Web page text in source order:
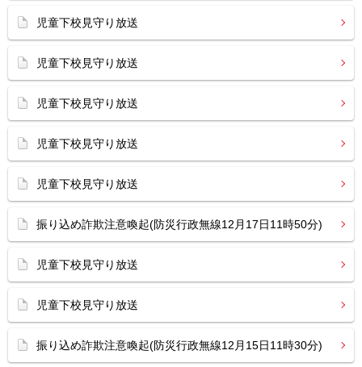
児童下校見守り放送
児童下校見守り放送
児童下校見守り放送
児童下校見守り放送
児童下校見守り放送
振り込め詐欺注意喚起(防災行政無線12月17日11時50分)
児童下校見守り放送
児童下校見守り放送
振り込め詐欺注意喚起(防災行政無線12月15日11時30分)